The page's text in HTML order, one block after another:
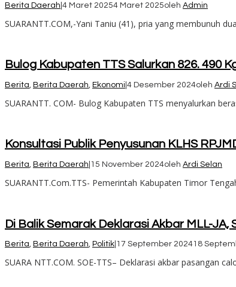
Berita Daerah 4 Maret 20254 Maret 2025oleh Admin
SUARANTT.COM,-Yani Taniu (41), pria yang membunuh
Bulog Kabupaten TTS Salurkan 826. 490
Berita, Berita Daerah, Ekonomi 4 Desember 2024oleh Ardi
SUARANTT. COM- Bulog Kabupaten TTS menyalurkan
Konsultasi Publik Penyusunan KLHS
Berita, Berita Daerah 15 November 2024oleh Ardi Selan
SUARANTT.Com.TTS- Pemerintah Kabupaten Timor
Di Balik Semarak Deklarasi Akbar MLL-
Berita, Berita Daerah, Politik 17 September 202418
SUARA NTT.COM. SOE-TTS– Deklarasi akbar pasangan